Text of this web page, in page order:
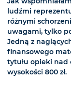
ludźmi
różnymi
uwagami, tylko
Jedną z
finansowego
tytułu opieki nad
wysokości 800 zł.